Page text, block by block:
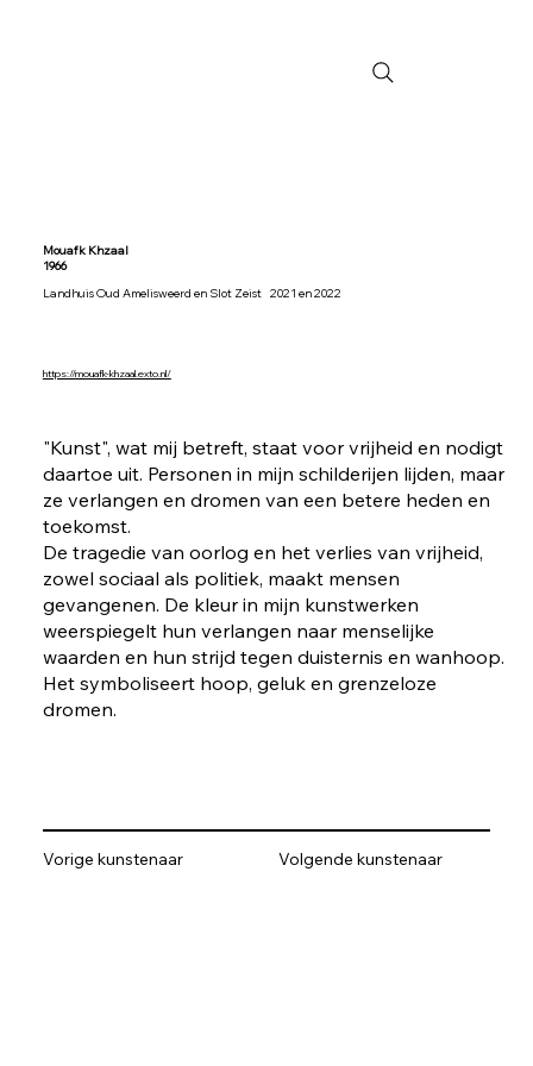
"Kunst", wat mij betreft, staat voor vrijheid en nodigt
daartoe uit. Personen in mijn schilderijen lijden, maar
ze verlangen en dromen van een betere heden en
toekomst.
De tragedie van oorlog en het verlies van vrijheid,
zowel sociaal als politiek, maakt mensen
gevangenen. De kleur in mijn kunstwerken
weerspiegelt hun verlangen naar menselijke
waarden en hun strijd tegen duisternis en wanhoop.
Het symboliseert hoop, geluk en grenzeloze
dromen.
https://mouafk-khzaal.exto.nl/
Mouafk Khzaal
1966
Landhuis Oud Amelisweerd en Slot Zeist 2021 en 2022
Volgende kunstenaar
Vorige kunstenaar